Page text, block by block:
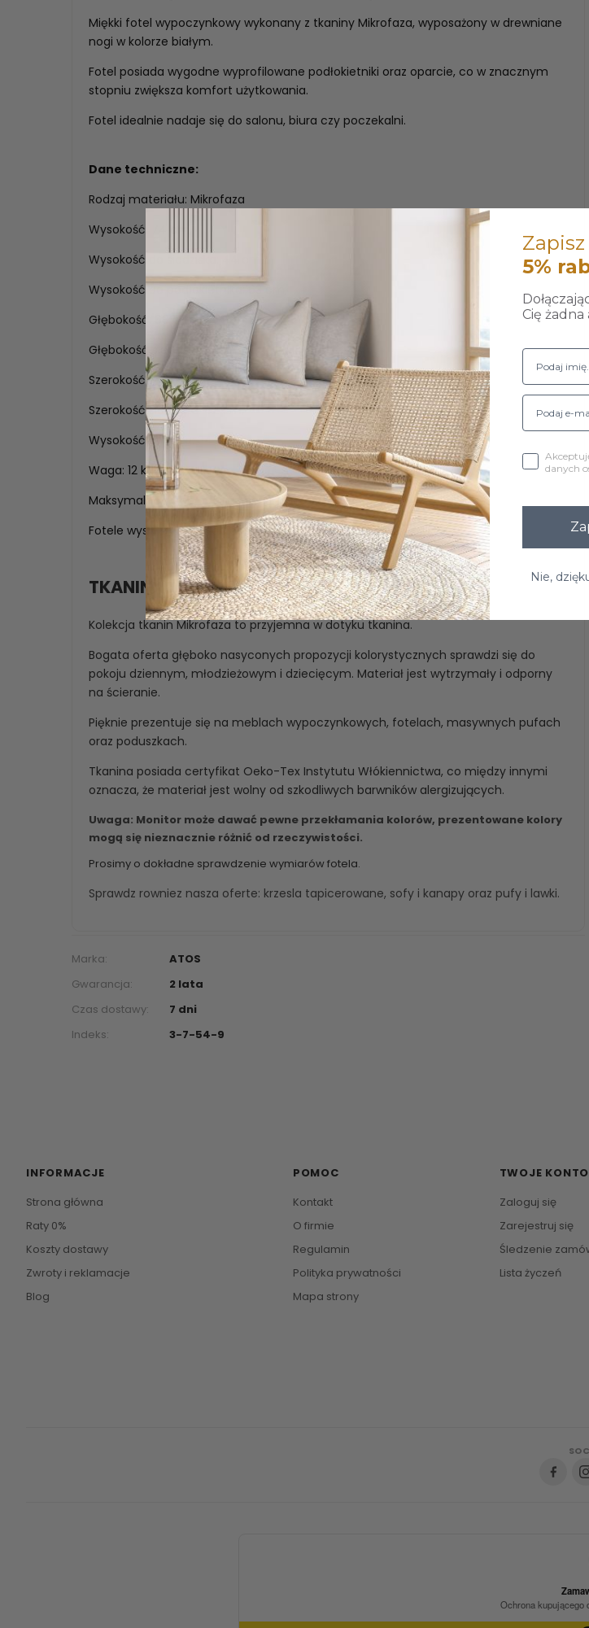
Miękki fotel wypoczynkowy wykonany z tkaniny Mikrofaza, wyposażony w drewniane
nogi w kolorze białym.
Fotel posiada wygodne wyprofilowane podłokietniki oraz oparcie, co w znacznym
stopniu zwiększa komfort użytkowania.
Fotel idealnie nadaje się do salonu, biura czy poczekalni.
Dane techniczne:
Rodzaj materiału: Mikrofaza
Wysokość: 74 cm,
Wysokość do siedziska: 44 cm,
Wysokość do podłokietnika: 63 cm,
Głębokość: 60 cm,
Głębokość siedziska: 41 cm,
Szerokość: 73 cm,
Szerokość siedziska: 42 cm,
Wysokość oparcia: 34 cm,
Waga: 12 kg,
Maksymalna waga obciążenia: 120 kg.
Fotele wysyłane są w całości. Tylko 4 nóżki należy wkręcić do fotela.
TKANINA MIKROFAZA
Kolekcja tkanin Mikrofaza to przyjemna w dotyku tkanina.
Bogata oferta głęboko nasyconych propozycji kolorystycznych sprawdzi się do
pokoju dziennym, młodzieżowym i dziecięcym. Materiał jest wytrzymały i odporny
na ścieranie.
Pięknie prezentuje się na meblach wypoczynkowych, fotelach, masywnych pufach
oraz poduszkach.
Tkanina posiada certyfikat Oeko-Tex Instytutu Włókiennictwa, co między innymi
oznacza, że materiał jest wolny od szkodliwych barwników alergizujących.
Uwaga: Monitor może dawać pewne przekłamania kolorów, prezentowane kolory
mogą się nieznacznie różnić od rzeczywistości.
Prosimy o dokładne sprawdzenie wymiarów fotela.
Sprawdz rowniez nasza oferte: krzesla tapicerowane, sofy i kanapy oraz pufy i lawki.
Marka:
ATOS
Gwarancja:
2 lata
Czas dostawy:
7 dni
Indeks:
3-7-54-9
INFORMACJE
Strona główna
Raty 0%
Koszty dostawy
Zwroty i reklamacje
Blog
POMOC
Kontakt
O firmie
Regulamin
Polityka prywatności
Mapa strony
TWOJE KONTO
Zaloguj się
Zarejestruj się
Śledzenie
Lista życzeń
5%
Cię
danych
Nie,